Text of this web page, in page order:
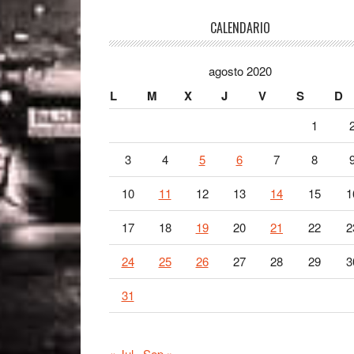
CALENDARIO
agosto 2020
L M X J V S D
1
3 4 5 6 7 8
10 11 12 13 14 15
17 18 19 20 21 22
24 25 26 27 28 29
31